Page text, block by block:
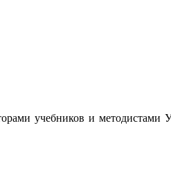
учебников и методистами